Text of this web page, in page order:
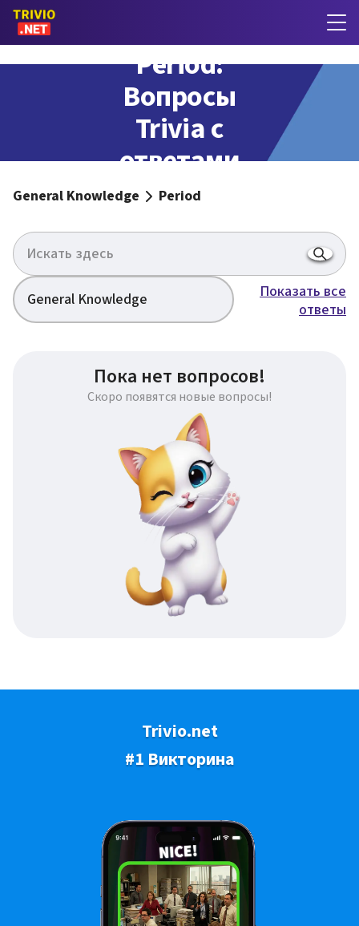
Period:
Вопросы
Trivia с
ответами
General Knowledge Period
General Knowledge
Показать все
ответы
Пока нет вопросов!
Скоро появятся новые вопросы!
Trivio.net
#1 Викторина